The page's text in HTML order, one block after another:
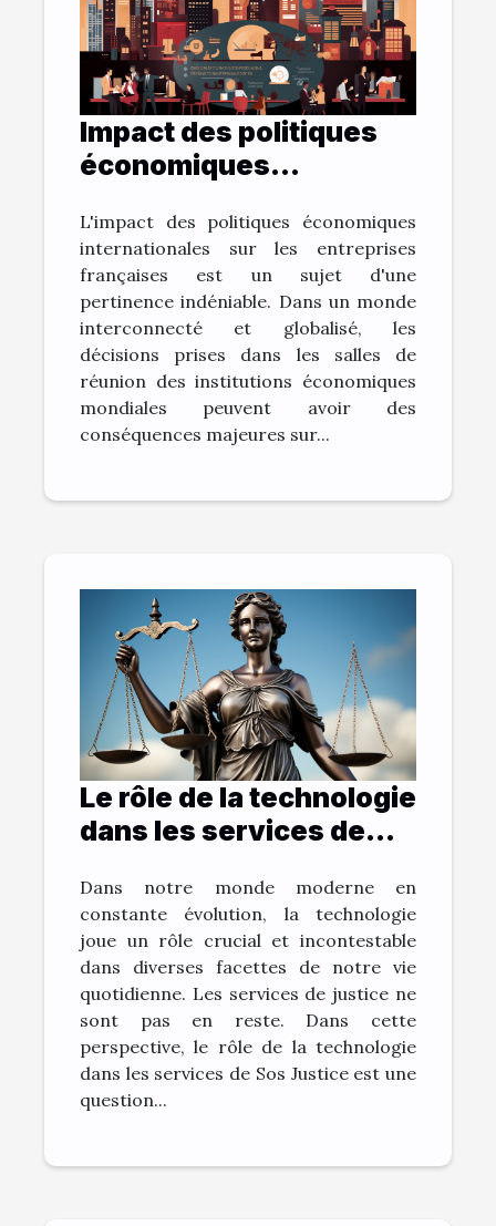
Impact des politiques
économiques
vitalité des entreprises
françaises
L'impact des politiques économiques
internationales sur les entreprises
françaises est un sujet d'une
pertinence indéniable. Dans un monde
interconnecté et globalisé, les
décisions prises dans les salles de
réunion des institutions économiques
mondiales peuvent avoir des
conséquences majeures sur...
Le rôle de la technologie
dans les services de
Dans notre monde moderne en
constante évolution, la technologie
joue un rôle crucial et incontestable
dans diverses facettes de notre vie
quotidienne. Les services de justice ne
sont pas en reste. Dans cette
perspective, le rôle de la technologie
dans les services de Sos Justice est une
question...